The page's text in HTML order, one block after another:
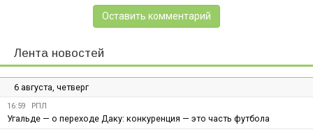
Оставить комментарий
Лента новостей
6 августа, четверг
16:59 РПЛ
Угальде — о переходе Даку: конкуренция — это часть футбола